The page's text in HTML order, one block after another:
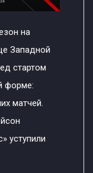
на
Западной
стартом
форме:
матчей.
уступили